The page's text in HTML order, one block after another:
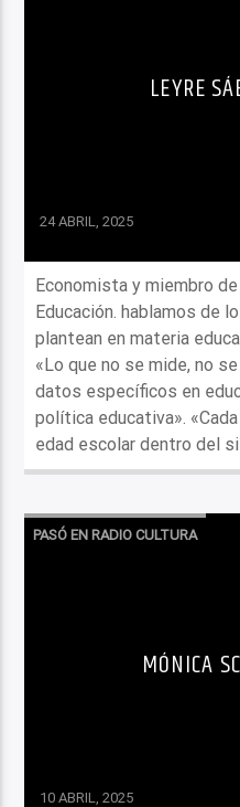
LEYRE
24 ABRIL, 2025
Economista y miembro
Educación. hablamos de
plantean en materia
«Lo que no se mide, no
datos específicos en
política educativa».
edad escolar dentro del
PASÓ EN RADIO CULTURA
MÓNICA
10 ABRIL, 2025